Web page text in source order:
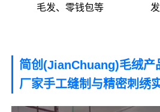
毛发、零钱包等
简创(JianChuang)毛绒产
厂家手工缝制与精密刺绣